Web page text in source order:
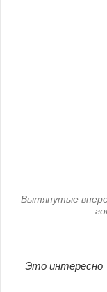
Вытянутые
Это интересно